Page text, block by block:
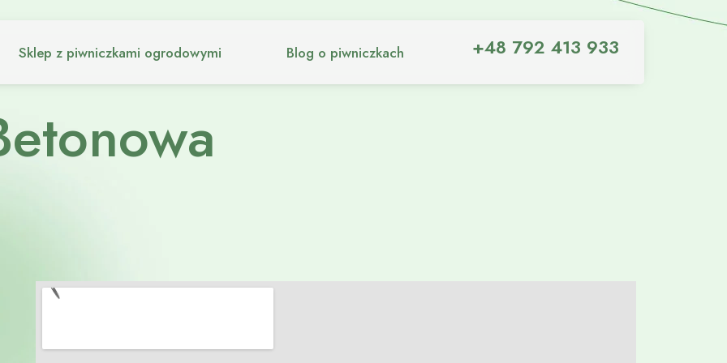
Sklep z piwniczkami ogrodowymi Blog o piwniczkach +48 792 413 933